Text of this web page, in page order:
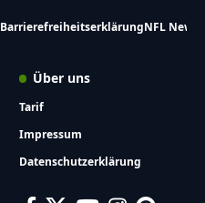
BarrierefreiheitserklärungNFL News
Über uns
Tarif
Impressum
Datenschutzerklärung